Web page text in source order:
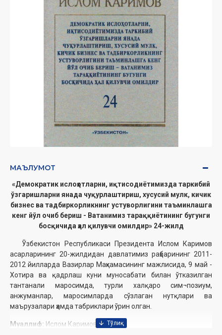
МАЪЛУМОТ
«Демократик ислоҳотларни, иқтисодиётимизда таркибий
ўзгаришларни янада чуқурлаштириш, хусусий мулк, кичик
бизнес ва тадбиркорликнинг устуворлигини таъминлашга
кенг йўл очиб бериш - Ватанимиз тараққиётининг бугунги
босқичида ҳал қилувчи омилдир» 24-жилд
Ўзбекистон Республикаси Президента Ислом Каримов
асарларининг 20-жилдидан давлатимиз раҳбарининг 2011-
2012 йилларда Вазирлар Маҳкамасининг мажлисида, 9 май -
Хотира ва қадрлаш куни муносабати билан ўтказилган
тантанали маросимда, турли халқаро сим¬позиум,
анжуманлар, маросимларда сўзлаган нутқлари ва
маърузалари ҳамда табриклари ўрин олган.
Муаллиф: Ислом Каримов